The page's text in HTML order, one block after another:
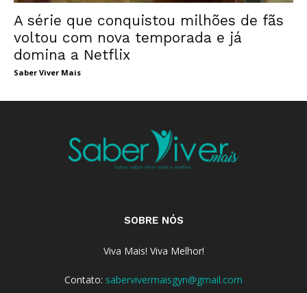
A série que conquistou milhões de fãs
voltou com nova temporada e já
domina a Netflix
Saber Viver Mais
SOBRE NÓS
Viva Mais! Viva Melhor!
Contato: sabervivermaisgyn@gmail.com